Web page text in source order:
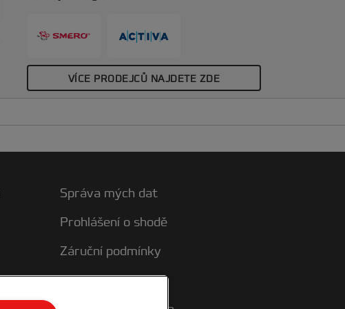
Náhradní role laminovací fólie 75 mikronů;
VÍCE PRODEJCŮ NAJDETE ZDE
Správa mých dat
Prohlášení o shodě
Záruční podmínky
Mapa stránek